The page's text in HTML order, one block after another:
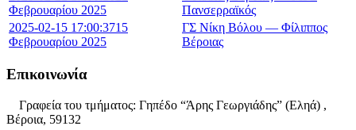
Φεβρουαρίου 2025
Πανσερραϊκός
2025-02-15 17:00:3715
Φεβρουαρίου 2025
ΓΣ Νίκη Βόλου — Φίλιππος
Βέροιας
Επικοινωνία
Γραφεία του τμήματος: Γηπέδο “Άρης Γεωργιάδης” (Εληά) ,
Βέροια, 59132